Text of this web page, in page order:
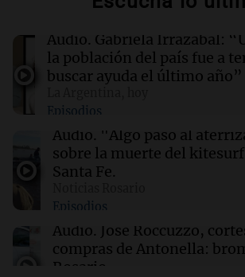
20:07 Sociedad
La fiscalía mantiene
Moyano tras la declaración de
19:50 Sociedad
Concurso para la canción oficial
Papa León XIV a Argentina
Abelardo De la Espriella inicia
Colombia con la visión de una
Audio. Gabriela Irrazábal:
la población del país fue a
buscar ayuda el último año”
Episodios
Audio. "Algo pasó al
sobre la muerte del
Santa Fe.
Episodios
Audio. José Roccuzzo,
compras de Antonella:
Rosario.